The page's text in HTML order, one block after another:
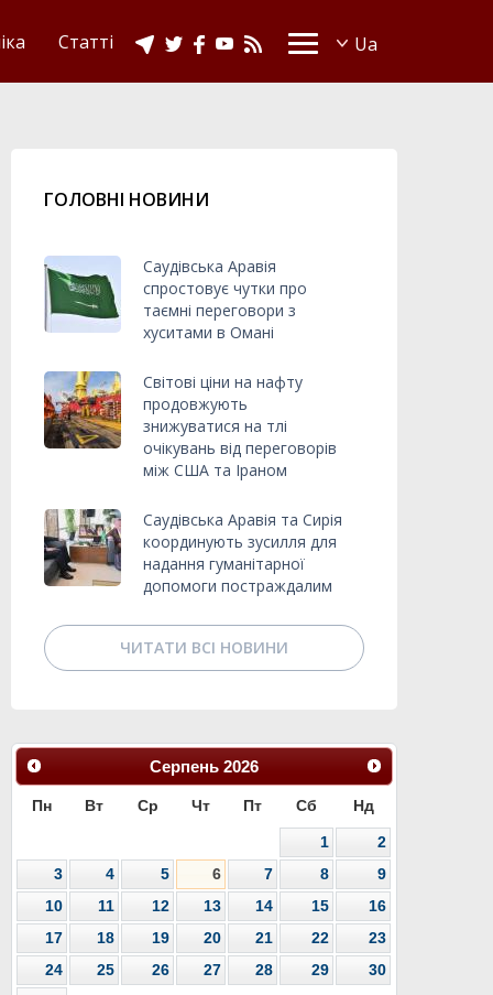
Статті
ГОЛОВНІ НОВИНИ
Саудівська Аравія
спростовує чутки про
таємні переговори з
хуситами в Омані
Світові ціни на нафту
продовжують
знижуватися на тлі
очікувань від переговорів
між США та Іраном
Саудівська Аравія та Сирія
координують зусилля для
надання гуманітарної
допомоги постраждалим
ЧИТАТИ ВСІ НОВИНИ
Серпень 2026
Пн Вт Ср Чт Пт Сб Нд
1
2
3
4 5 6 7 8
9
10
11 12 13 14 15
16
17
18 19 20 21 22
23
24
25 26 27 28 29
30